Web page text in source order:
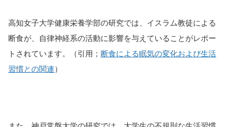
高知女子大学健康栄養学部の研究では、イスラム教徒による
断食が、自律神経系の活動に影響を与えていることがレポー
トされています。（引用； 断食による眠気の変化および生活
習慣との関連）